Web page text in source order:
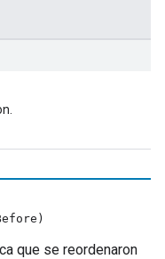
que se reordenaron